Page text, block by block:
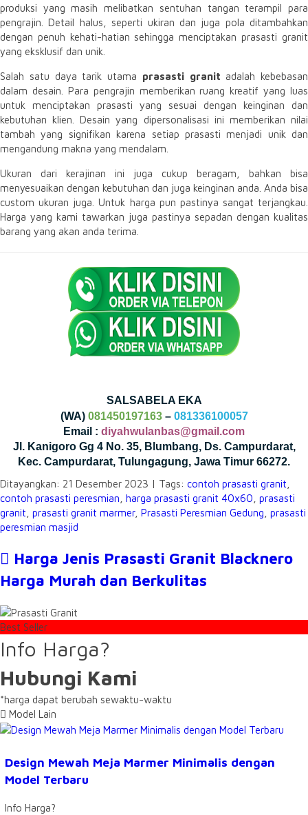
produksi yang masih melibatkan sentuhan tangan terampil para
pengrajin. Detail halus, seperti ukiran dan juga pola ditambahkan
dengan penuh kehati-hatian sehingga menciptakan prasasti granit
yang eksklusif dan unik.
Salah satu daya tarik utama prasasti granit adalah kebebasan
dalam desain. Para pengrajin memberikan ruang kreatif yang luas
untuk menciptakan prasasti yang sesuai dengan keinginan dan
kebutuhan klien. Desain yang dipersonalisasi ini memberikan nilai
tambah yang signifikan karena setiap prasasti menjadi unik dan
mengandung makna yang mendalam.
Ukuran dari kerajinan ini juga cukup beragam, bahkan bisa
menyesuaikan dengan kebutuhan dan juga keinginan anda. Anda bisa
custom ukuran juga. Untuk harga pun pastinya sangat terjangkau.
Harga yang kami tawarkan juga pastinya sepadan dengan kualitas
barang yang akan anda terima.
SALSABELA EKA
(WA) 081450197163– 081336100057
Email : diyahwulanbas@gmail.com
Jl. Kanigoro Gg 4 No. 35, Blumbang, Ds. Campurdarat,
Kec. Campurdarat, Tulungagung, Jawa Timur 66272.
Ditayangkan: 21 Desember 2023 | Tags: contoh prasasti granit
contoh prasasti peresmian harga prasasti granit 40x60 prasasti
granit prasasti granit marmer, Prasasti Peresmian Gedung prasasti
peresmian masjid
Harga Jenis Prasasti Granit Blacknero
Harga Murah dan Berkulitas
Best Seller
Info Harga?
Hubungi Kami
*harga dapat berubah sewaktu-waktu
Model Lain
Design Mewah Meja Marmer Minimalis dengan
Model Terbaru
Info Harga?